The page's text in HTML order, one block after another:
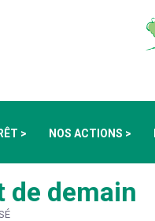
> NOS ACTIONS >
de demain